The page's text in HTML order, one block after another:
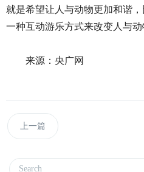
就是希望让人与动物更加和谐
一种互动游乐方式来改变人与动
来源：央广网
上一篇